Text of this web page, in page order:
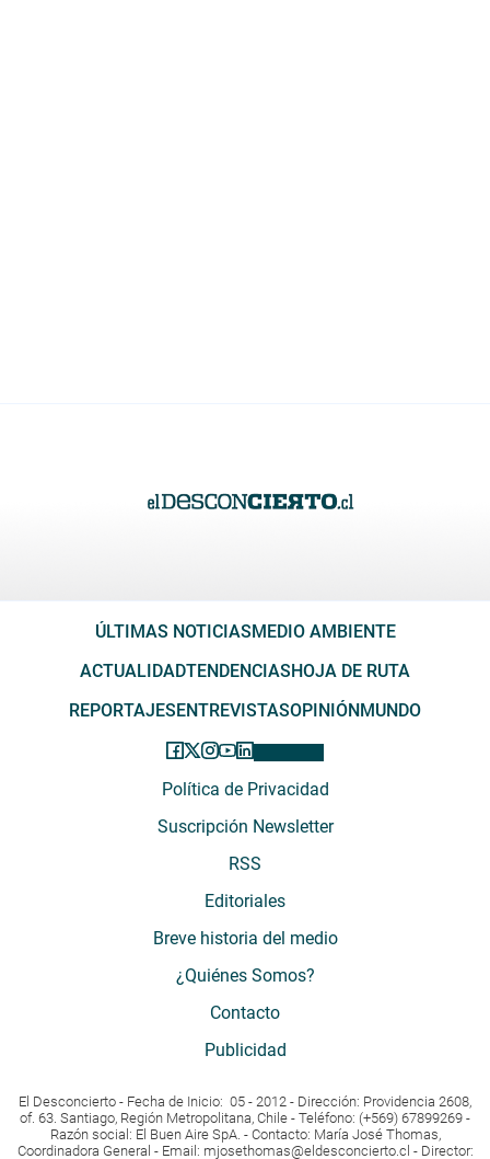
ÚLTIMAS NOTICIASMEDIO AMBIENTE
ACTUALIDADTENDENCIASHOJA DE RUTA
REPORTAJESENTREVISTASOPINIÓNMUNDO
Política de Privacidad
Suscripción Newsletter
RSS
Editoriales
Breve historia del medio
¿Quiénes Somos?
Contacto
Publicidad
El Desconcierto - Fecha de Inicio: 05 - 2012 - Dirección: Providencia 2608,
of. 63. Santiago, Región Metropolitana, Chile - Teléfono: (+569) 67899269 -
Razón social: El Buen Aire SpA. - Contacto: María José Thomas,
Coordinadora General - Email: mjosethomas@eldesconcierto.cl - Director: